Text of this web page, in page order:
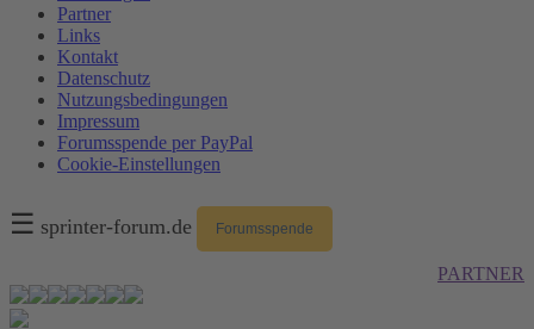
Partner
Links
Kontakt
Datenschutz
Nutzungsbedingungen
Impressum
Forumsspende per PayPal
Cookie-Einstellungen
☰ sprinter-forum.de Forumsspende
PARTNER